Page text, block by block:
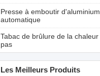
Presse à emboutir d'aluminium
automatique
Tabac de brûlure de la chaleur
pas
Les Meilleurs Produits